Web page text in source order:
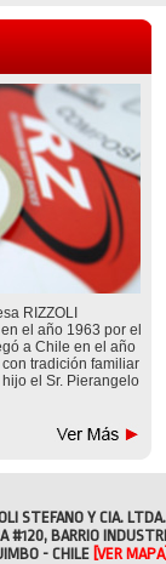
RIZZOLI
el año 1963 por el
a Chile en el año
tradición familiar
el Sr. Pierangelo
STEFANO Y CIA. LTDA.
#120, BARRIO
- CHILE [VER